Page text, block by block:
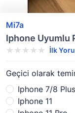
Mi7a
Iphone Uyumlu
İlk
Geçici olarak
Iphone 7/8 Plus
Iphone 11